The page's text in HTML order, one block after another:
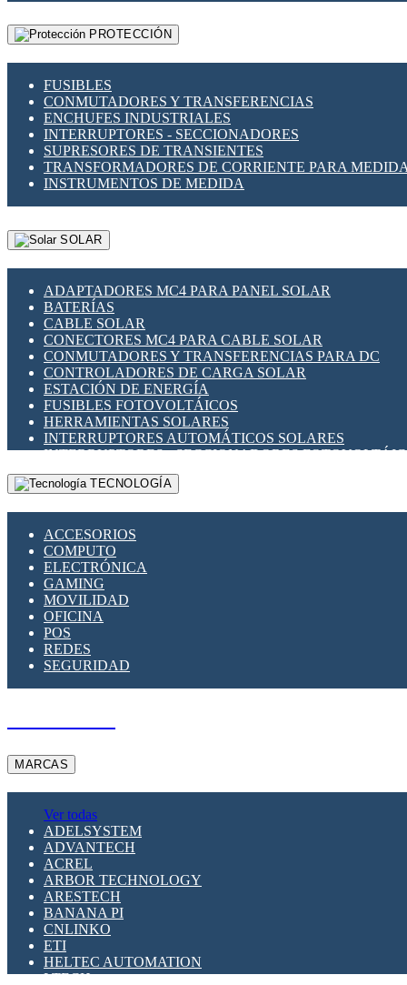
PROTECCIÓN
FUSIBLES
CONMUTADORES Y TRANSFERENCIAS
ENCHUFES INDUSTRIALES
INTERRUPTORES - SECCIONADORES
SUPRESORES DE TRANSIENTES
TRANSFORMADORES DE CORRIENTE PARA
INSTRUMENTOS DE MEDIDA
SOLAR
ADAPTADORES MC4 PARA PANEL SOLAR
BATERÍAS
CABLE SOLAR
CONECTORES MC4 PARA CABLE SOLAR
CONMUTADORES Y TRANSFERENCIAS PARA DC
CONTROLADORES DE CARGA SOLAR
ESTACIÓN DE ENERGÍA
FUSIBLES FOTOVOLTÁICOS
HERRAMIENTAS SOLARES
INTERRUPTORES AUTOMÁTICOS SOLARES
INTERRUPTORES - SECCIONADORES
MONTAJE PANEL SOLAR
PORTA FUSIBLES Y SECCIONADORES
TECNOLOGÍA
ACCESORIOS
COMPUTO
ELECTRÓNICA
GAMING
MOVILIDAD
OFICINA
POS
REDES
SEGURIDAD
MARCAS
Ver todas
ADELSYSTEM
ADVANTECH
ACREL
ARBOR TECHNOLOGY
ARESTECH
BANANA PI
CNLINKO
ETI
HELTEC AUTOMATION
LTECH